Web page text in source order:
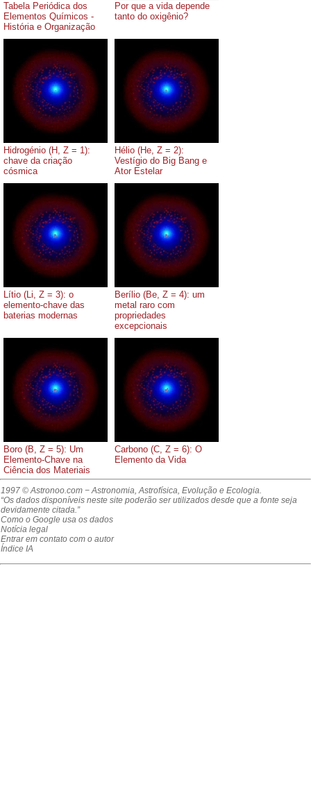
Tabela Periódica dos
Elementos Químicos -
História e Organização
Por que a vida depende
tanto do oxigênio?
Hidrogénio (H, Z = 1):
chave da criação
cósmica
Hélio (He, Z = 2):
Vestígio do Big Bang e
Ator Estelar
Lítio (Li, Z = 3): o
elemento-chave das
baterias modernas
Berílio (Be, Z = 4): um
metal raro com
propriedades
excepcionais
Boro (B, Z = 5): Um
Elemento-Chave na
Ciência dos Materiais
Carbono (C, Z = 6): O
Elemento da Vida
1997 © Astronoo.com − Astronomia, Astrofísica, Evolução e Ecologia.
“Os dados disponíveis neste site poderão ser utilizados desde que a fonte seja
devidamente citada.”
Como o Google usa os dados
Notícia legal
Entrar em contato com o autor
Índice IA